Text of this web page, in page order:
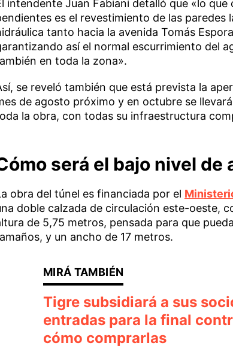
intendente Juan Fabiani detalló que «lo
es el revestimiento de las paredes
tanto hacia la avenida Tomás
así el normal escurrimiento del
en toda la zona».
se reveló también que está prevista la
de agosto próximo y en octubre se
la obra, con todas su infraestructura
será el bajo nivel de
obra del túnel es financiada por el
doble calzada de circulación este-oeste,
de 5,75 metros, pensada para que
y un ancho de 17 metros.
Tigre subsidiará a sus
entradas para la final
cómo comprarlas